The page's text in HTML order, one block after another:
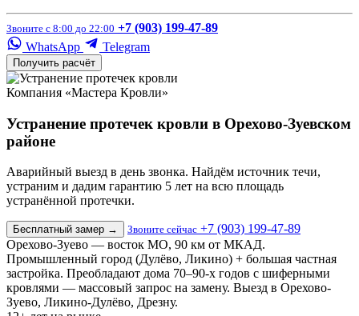
Звоните с 8:00 до 22:00 +7 (903) 199-47-89
WhatsApp
Telegram
Получить расчёт
Компания «Мастера Кровли»
Устранение протечек кровли в Орехово-Зуевском
районе
Аварийный выезд в день звонка. Найдём источник течи,
устраним и дадим гарантию 5 лет на всю площадь
устранённой протечки.
Бесплатный замер → Звоните сейчас +7 (903) 199-47-89
Орехово-Зуево — восток МО, 90 км от МКАД.
Промышленный город (Дулёво, Ликино) + большая частная
застройка. Преобладают дома 70–90-х годов с шиферными
кровлями — массовый запрос на замену. Выезд в Орехово-
Зуево, Ликино-Дулёво, Дрезну.